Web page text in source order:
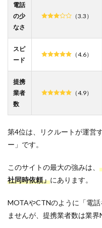
電話
の少
なさ
（3.3）
スピ
ード
（4.6）
提携
業者
数
（4.9）
第4位は、リクルートが運営
ー」です。
このサイトの最大の強みは、
社同時依頼」にあります。
MOTAやCTNのように「電
ませんが、提携業者数は業界